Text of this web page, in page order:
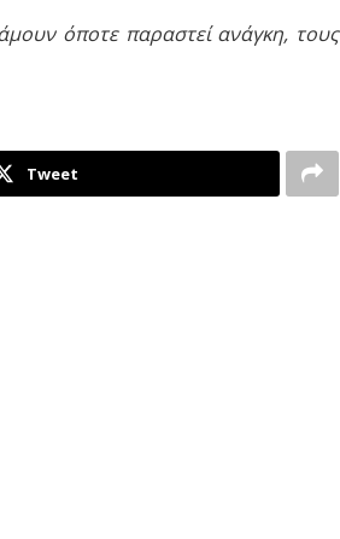
όποτε παραστεί ανάγκη, τους
Tweet